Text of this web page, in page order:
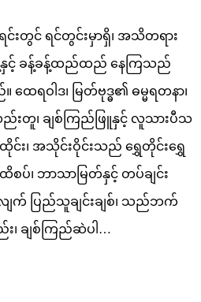
ရင်းတွင် ရင်တွင်းမှာရှိ၊ အသိတရား
င့် ခန့်ခန့်ထည်ထည် နေကြသည်
ထေရဝါဒ၊ မြတ်ဗုဒ္ဓ၏ ဓမ္မရတနာ၊
းတူ၊ ချစ်ကြည်ဖြူနှင့် လူသားပီသ
ထိုင်း၊ အသိုင်းဝိုင်းသည် ရွှေတိုင်းရွှေ
စပ်၊ ဘာသာမြတ်နှင့် တပ်ချင်း
ပြည်သူချင်းချစ်၊ သည်ဘက်
၊ ချစ်ကြည်ဆဲပါ…